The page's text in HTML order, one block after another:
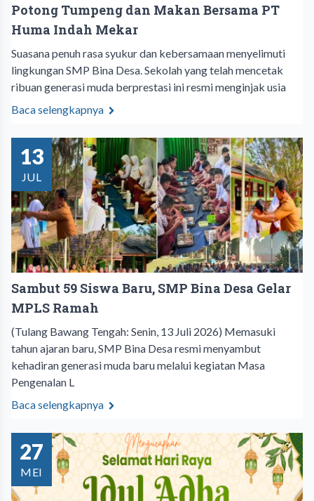
Potong Tumpeng dan Makan Bersama PT
Huma Indah Mekar
Suasana penuh rasa syukur dan kebersamaan menyelimuti
lingkungan SMP Bina Desa. Sekolah yang telah mencetak
ribuan generasi muda berprestasi ini resmi menginjak usia
Baca selengkapnya
13
JUL
Sambut 59 Siswa Baru, SMP Bina Desa Gelar
MPLS Ramah
(Tulang Bawang Tengah: Senin, 13 Juli 2026) Memasuki
tahun ajaran baru, SMP Bina Desa resmi menyambut
kehadiran generasi muda baru melalui kegiatan Masa
Pengenalan L
Baca selengkapnya
27
MEI